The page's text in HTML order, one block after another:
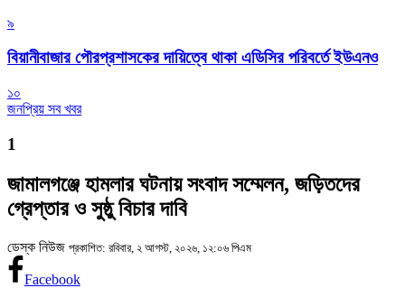
৯
বিয়ানীবাজার পৌরপ্রশাসকের দায়িত্বে থাকা এডিসির পরিবর্তে ইউএনও
১০
জনপ্রিয় সব খবর
1
জামালগঞ্জে হামলার ঘটনায় সংবাদ সম্মেলন, জড়িতদের
গ্রেপ্তার ও সুষ্ঠু বিচার দাবি
ডেস্ক নিউজ প্রকাশিত: রবিবার, ২ আগস্ট, ২০২৬, ১২:০৬ পিএম
Facebook